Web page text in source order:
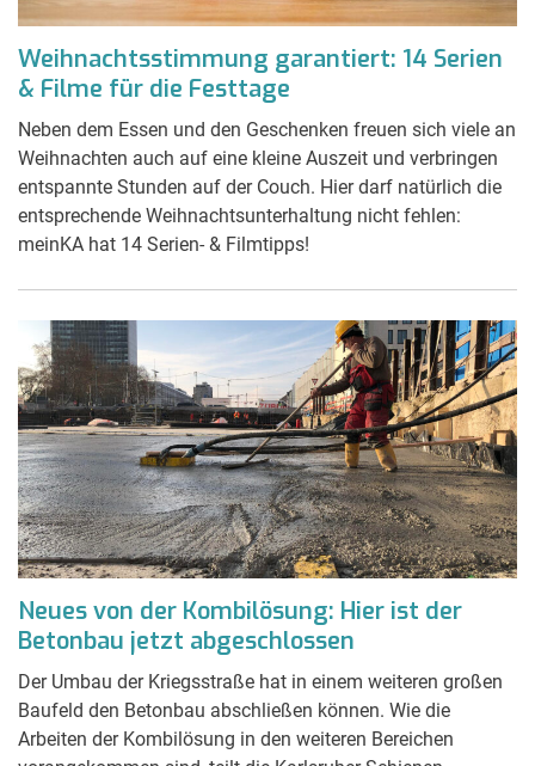
Weihnachtsstimmung garantiert: 14 Serien
& Filme für die Festtage
Neben dem Essen und den Geschenken freuen sich viele an
Weihnachten auch auf eine kleine Auszeit und verbringen
entspannte Stunden auf der Couch. Hier darf natürlich die
entsprechende Weihnachtsunterhaltung nicht fehlen:
meinKA hat 14 Serien- & Filmtipps!
Neues von der Kombilösung: Hier ist der
Betonbau jetzt abgeschlossen
Der Umbau der Kriegsstraße hat in einem weiteren großen
Baufeld den Betonbau abschließen können. Wie die
Arbeiten der Kombilösung in den weiteren Bereichen